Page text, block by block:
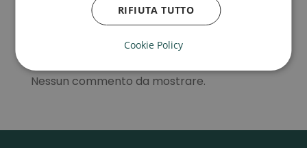
Lampade in vetro artigianali
RECENT COMMENTS
Nessun commento da mostrare.
RIFIUTA TUTTO
Cookie Policy